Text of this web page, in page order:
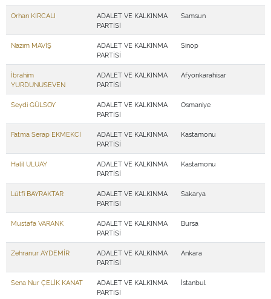
Orhan KIRCALI
ADALET VE KALKINMA
PARTİSİ
Samsun
Nazım MAVİŞ
ADALET VE KALKINMA
PARTİSİ
Sinop
İbrahim
YURDUNUSEVEN
ADALET VE KALKINMA
PARTİSİ
Afyonkarahisar
Seydi GÜLSOY
ADALET VE KALKINMA
PARTİSİ
Osmaniye
Fatma Serap EKMEKCİ
ADALET VE KALKINMA
PARTİSİ
Kastamonu
Halil ULUAY
ADALET VE KALKINMA
PARTİSİ
Kastamonu
Lütfi BAYRAKTAR
ADALET VE KALKINMA
PARTİSİ
Sakarya
Mustafa VARANK
ADALET VE KALKINMA
PARTİSİ
Bursa
Zehranur AYDEMİR
ADALET VE KALKINMA
PARTİSİ
Ankara
Sena Nur ÇELİK KANAT
ADALET VE KALKINMA
PARTİSİ
İstanbul